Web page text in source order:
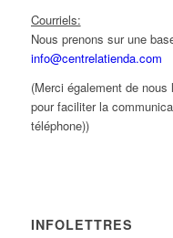
Courriels:
Nous prenons sur une
info@centrelatienda.com
(Merci également de
pour faciliter la
téléphone))
INFOLETTRES